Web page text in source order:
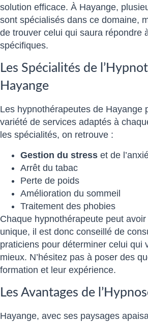
solution efficace. À Hayange,
sont spécialisés dans ce domaine,
de trouver celui qui saura répondre
spécifiques.
Les Spécialités de
Hayange
Les hypnothérapeutes de Hayange
variété de services adaptés à
les spécialités, on retrouve :
Gestion du stress et de
Arrêt du tabac
Perte de poids
Amélioration du sommeil
Traitement des phobies
Chaque hypnothérapeute peut
unique, il est donc conseillé de
praticiens pour déterminer celui qui
mieux. N’hésitez pas à poser des
formation et leur expérience.
Les Avantages de
Hayange, avec ses paysages